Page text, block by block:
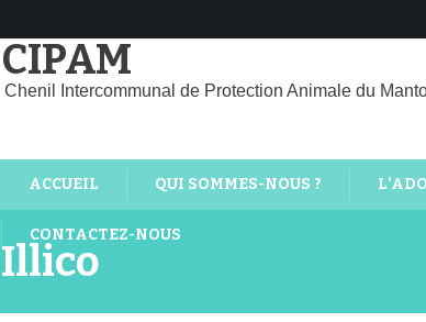
CIPAM
Chenil Intercommunal de Protection Animale du
ACCUEIL QUI SOMMES-NOUS ?
CONTACTEZ-NOUS
Illico